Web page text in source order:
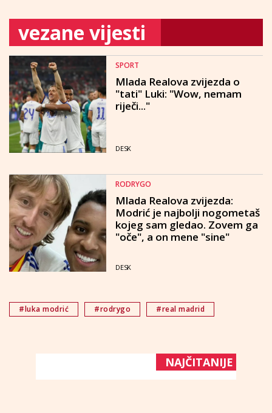
vezane vijesti
SPORT
Mlada Realova zvijezda o
"tati" Luki: "Wow, nemam
riječi..."
DESK
RODRYGO
Mlada Realova zvijezda:
Modrić je najbolji nogometaš
kojeg sam gledao. Zovem ga
"oče", a on mene "sine"
DESK
#luka modrić #rodrygo #real madrid
NAJČITANIJE